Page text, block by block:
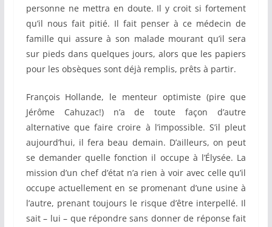
personne ne mettra en doute. Il y croit si fortement
qu’il nous fait pitié. Il fait penser à ce médecin de
famille qui assure à son malade mourant qu’il sera
sur pieds dans quelques jours, alors que les papiers
pour les obsèques sont déjà remplis, prêts à partir.
François Hollande, le menteur optimiste (pire que
Jérôme Cahuzac!) n’a de toute façon d’autre
alternative que faire croire à l’impossible. S’il pleut
aujourd’hui, il fera beau demain. D’ailleurs, on peut
se demander quelle fonction il occupe à l’Élysée. La
mission d’un chef d’état n’a rien à voir avec celle qu’il
occupe actuellement en se promenant d’une usine à
l’autre, prenant toujours le risque d’être interpellé. Il
sait – lui – que répondre sans donner de réponse fait